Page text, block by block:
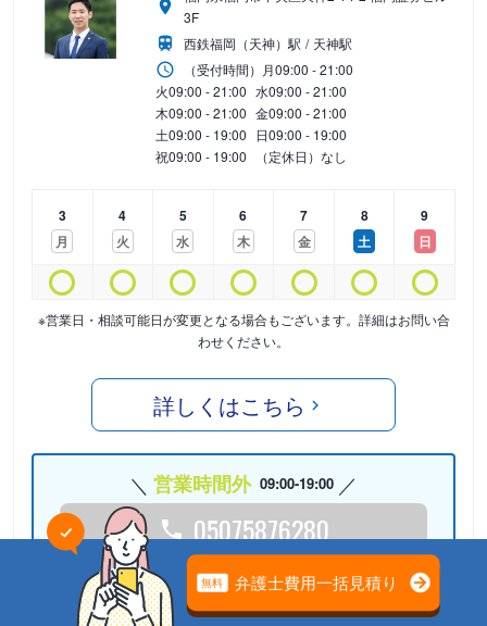
3F
西鉄福岡（天神）駅
天神駅
（受付時間） 月09:00 - 21:00
火09:00 - 21:00 水09:00 - 21:00
木09:00 - 21:00 金09:00 - 21:00
土09:00 - 19:00 日09:00 - 19:00
祝09:00 - 19:00 （定休日）なし
3
月
4
火
5
水
6
木
7
金
8
土
9
日
※営業日・相談可能日が変更となる場合もございます。詳細はお問い合
わせください。
詳しくはこちら
営業時間外 09:00-19:00
05075876280
24時間受付中